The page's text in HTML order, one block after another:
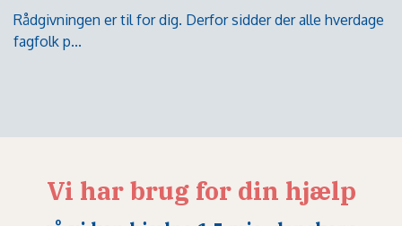
Rådgivningen er til for dig. Derfor sidder der alle hverdage
fagfolk p...
Vi har brug for din hjælp